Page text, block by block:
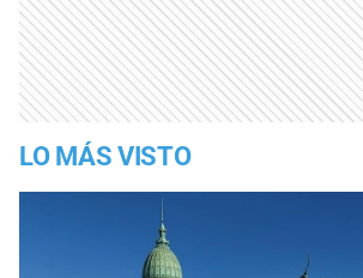
LO MÁS VISTO